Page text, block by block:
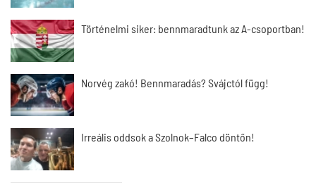
Történelmi siker: bennmaradtunk az A-csoportban!
Norvég zakó! Bennmaradás? Svájctól függ!
Irreális oddsok a Szolnok–Falco döntőn!